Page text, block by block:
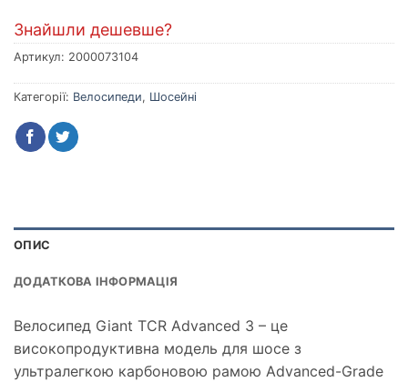
Знайшли дешевше?
Артикул: 2000073104
Категорії: Велосипеди, Шосейні
ОПИС
ДОДАТКОВА ІНФОРМАЦІЯ
Велосипед Giant TCR Advanced 3 – це
високопродуктивна модель для шосе з
ультралегкою карбоновою рамою Advanced-Grade